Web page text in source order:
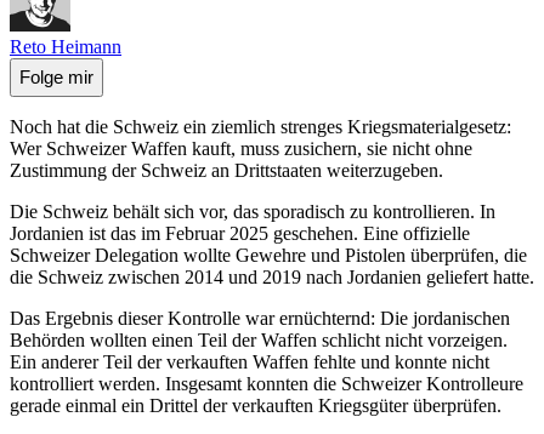
Reto Heimann
Folge mir
Noch hat die Schweiz ein ziemlich strenges Kriegsmaterialgesetz:
Wer Schweizer Waffen kauft, muss zusichern, sie nicht ohne
Zustimmung der Schweiz an Drittstaaten weiterzugeben.
Die Schweiz behält sich vor, das sporadisch zu kontrollieren. In
Jordanien ist das im Februar 2025 geschehen. Eine offizielle
Schweizer Delegation wollte Gewehre und Pistolen überprüfen, die
die Schweiz zwischen 2014 und 2019 nach Jordanien geliefert hatte.
Das Ergebnis dieser Kontrolle war ernüchternd: Die jordanischen
Behörden wollten einen Teil der Waffen schlicht nicht vorzeigen.
Ein anderer Teil der verkauften Waffen fehlte und konnte nicht
kontrolliert werden. Insgesamt konnten die Schweizer Kontrolleure
gerade einmal ein Drittel der verkauften Kriegsgüter überprüfen.